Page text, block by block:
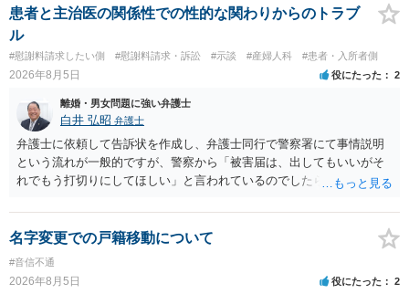
患者と主治医の関係性での性的な関わりからのトラブ
ル
#慰謝料請求したい側 #慰謝料請求・訴訟 #示談 #産婦人科 #患者・入所者側
2026年8月5日 役にたった 2
離婚・男女問題に強い弁護士
白井 弘昭 弁護士
弁護士に依頼して告訴状を作成し、弁護士同行で警察署にて事情説明
という流れが一般的ですが、警察から「被害届は、出してもいいがそ
れでもう打切りにしてほしい」と言われているのでしたら、あまり結
検察庁に訴えるのもありかもしれないですが、実際に捜査をするの
は、結局所轄だと思われますので、やはり結論は変わらないかもしれ
ないです。 一度、最寄りの「刑事に強い」とうたっている弁護士に相
談してみてはいかがでしょうか。 以上、ご参考まで。
名字変更での戸籍移動について
#音信不通
2026年8月5日 役にたった 2